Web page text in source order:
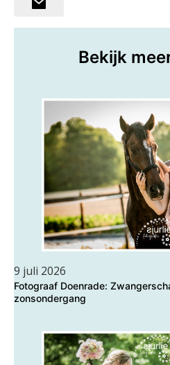
Bekijk
9 juli 2026
Fotograaf Doenrade:
zonsondergang